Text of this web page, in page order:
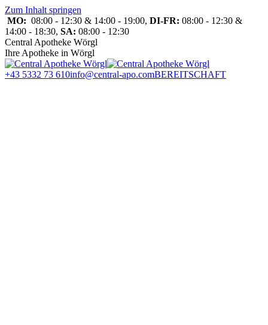
Zum Inhalt springen
MO: 08:00 - 12:30 & 14:00 - 19:00, DI-FR: 08:00 - 12:30 &
14:00 - 18:30, SA: 08:00 - 12:30
Central Apotheke Wörgl
Ihre Apotheke in Wörgl
+43 5332 73 610info@central-apo.comBEREITSCHAFT